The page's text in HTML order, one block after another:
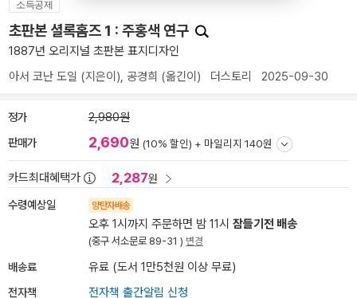
소득공제
초판본 셜록홈즈 1 : 주홍색 연구
1887년 오리지널 초판본 표지디자인
아서 코난 도일 (지은이), 공경희 (옮긴이) 더스토리 2025-09-30
정가 2,980원
판매가 2,690원 (10% 할인) + 마일리지 140원
카드최대혜택가 2,287원
수령예상일 양탄자배송
오후 1시까지 주문하면 밤 11시 잠들기전 배송
(중구 서소문로 89-31 ) 변경
배송료 유료 (도서 1만5천원 이상 무료)
전자책 전자책 출간알림 신청